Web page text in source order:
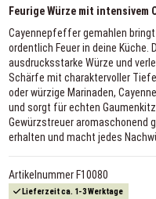
Feurige Würze mit intensivem
Cayennepfeffer gemahlen
ordentlich Feuer in deine
ausdrucksstarke Würze und
Schärfe mit charaktervoller
oder würzige Marinaden,
und sorgt für echten
Gewürzstreuer aromaschonend
erhalten und macht jedes
Artikelnummer F10080
Lieferzeit ca. 1-3 Werktage